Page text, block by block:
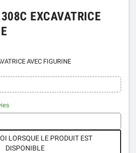
EXCAVATRICE
AVEC FIGURINE
LORSQUE LE PRODUIT EST
DISPONIBLE